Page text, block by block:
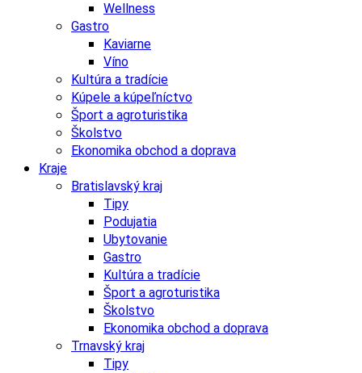
Wellness
Gastro
Kaviarne
Víno
Kultúra a tradície
Kúpele a kúpeľníctvo
Šport a agroturistika
Školstvo
Ekonomika obchod a doprava
Kraje
Bratislavský kraj
Tipy
Podujatia
Ubytovanie
Gastro
Kultúra a tradície
Šport a agroturistika
Školstvo
Ekonomika obchod a doprava
Trnavský kraj
Tipy